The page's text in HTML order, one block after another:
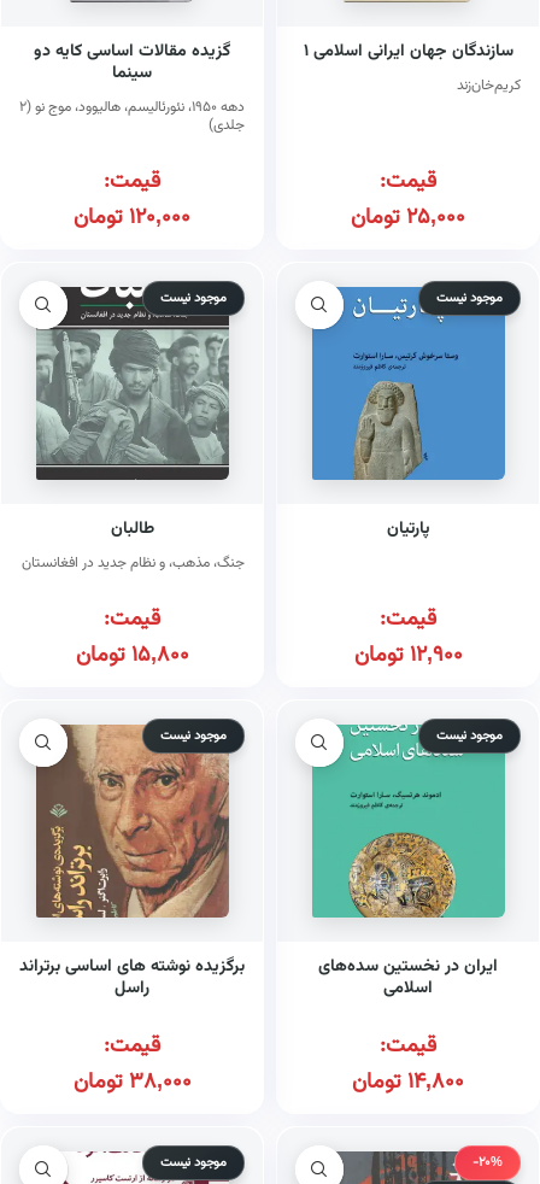
سازندگان جهان ایرانی اسلامی ۱
کریم‌خان‌زند
قیمت:
25,000تومان
گزیده مقالات اساسی کایه دو
سینما
دهه ۱۹۵۰، نئورئالیسم، هالیوود، موج نو (۲
جلدی)
قیمت:
120,000تومان
موجود نیست
پارتیان
قیمت:
12,900تومان
موجود نیست
طالبان
جنگ، مذهب، و نظام جدید در افغانستان
قیمت:
15,800تومان
موجود نیست
ایران در نخستین سده‌های
اسلامی
قیمت:
14,800تومان
موجود نیست
برگزیده نوشته های اساسی برتراند
راسل
قیمت:
38,000تومان
-20%
موجود نیست